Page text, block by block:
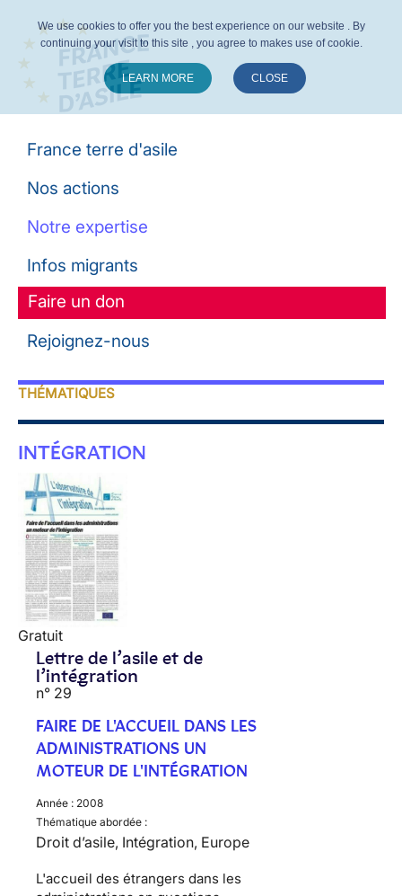
France terre d'asile
Nos actions
Notre expertise
Infos migrants
Faire un don
Rejoignez-nous
THÉMATIQUES
INTÉGRATION
Gratuit
Lettre de l’asile et de
l’intégration
n° 29
FAIRE DE L'ACCUEIL DANS LES
ADMINISTRATIONS UN
MOTEUR DE L'INTÉGRATION
Année : 2008
Thématique abordée :
Droit d’asile, Intégration, Europe
L'accueil des étrangers dans les
We use cookies to offer you the best experience on our website . By
continuing your visit to this site , you agree to makes use of cookie.
LEARN MORE CLOSE